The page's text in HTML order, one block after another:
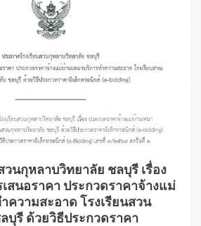
วนกุหลาบวิทยาลัย ชลบุรี เรื่อง
สนอราคา ประกวดราคาจ้างแม่
ความสะอาด โรงเรียนสวน
บุรี ด้วยวิธีประกวดราคา